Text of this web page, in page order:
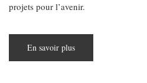
projets pour l’avenir.
En savoir plus
français